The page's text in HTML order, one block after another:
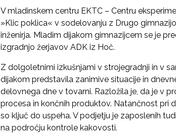
V mladinskem centru EKTC – Centru
»Klic poklica« v sodelovanju z Drugo
inženirja. Mladim dijakom gimnazijcem se je
izgradnjo žerjavov ADK iz Hoč.
Z dolgoletnimi izkušnjami v strojegradnji in v
dijakom predstavila zanimive situacije in
delovnega dne v tovarni. Razložila je, da je v
procesa in končnih produktov. Natančnost pri
so ključ do uspeha. V podjetju je zaposlenih
na področju kontrole kakovosti.